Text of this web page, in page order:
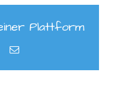
Plattform
Pinterest
E-